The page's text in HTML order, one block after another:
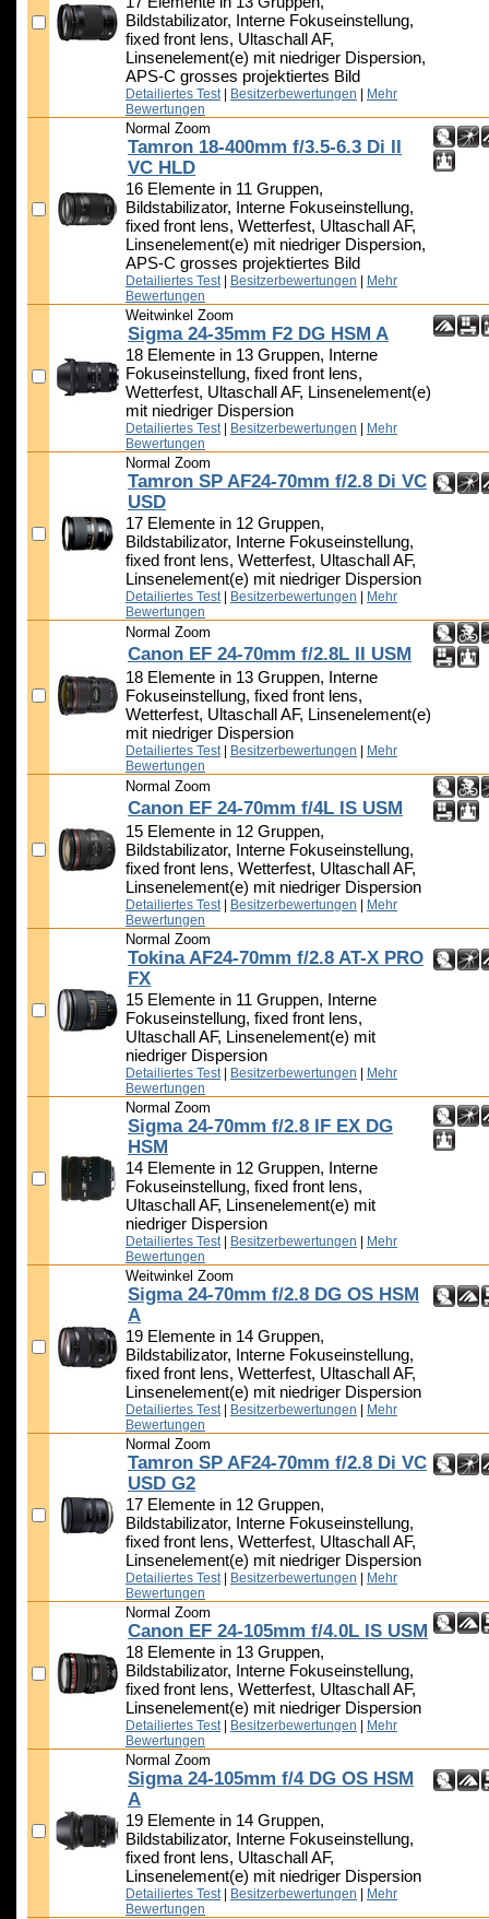
Bildstabilizator, Interne Fokuseinstellung,
fixed front lens, Ultaschall AF,
Linsenelement(e) mit niedriger Dispersion,
APS-C grosses projektiertes Bild
Detailiertes Test Besitzerbewertungen
Mehr
Bewertungen
Normal Zoom
Tamron 18-400mm f/3.5-6.3 Di II
VC HLD
16 Elemente in 11 Gruppen,
Bildstabilizator, Interne Fokuseinstellung,
fixed front lens, Wetterfest, Ultaschall AF,
Linsenelement(e) mit niedriger Dispersion,
APS-C grosses projektiertes Bild
Detailiertes Test Besitzerbewertungen
Mehr
Bewertungen
Weitwinkel Zoom
Sigma 24-35mm F2 DG HSM A
18 Elemente in 13 Gruppen, Interne
Fokuseinstellung, fixed front lens,
Wetterfest, Ultaschall AF, Linsenelement(e)
mit niedriger Dispersion
Detailiertes Test Besitzerbewertungen
Mehr
Bewertungen
Normal Zoom
Tamron SP AF24-70mm f/2.8 Di VC
USD
17 Elemente in 12 Gruppen,
Bildstabilizator, Interne Fokuseinstellung,
fixed front lens, Wetterfest, Ultaschall AF,
Linsenelement(e) mit niedriger Dispersion
Detailiertes Test Besitzerbewertungen
Mehr
Bewertungen
Normal Zoom
Canon EF 24-70mm f/2.8L II USM
18 Elemente in 13 Gruppen, Interne
Fokuseinstellung, fixed front lens,
Wetterfest, Ultaschall AF, Linsenelement(e)
mit niedriger Dispersion
Detailiertes Test Besitzerbewertungen
Mehr
Bewertungen
Normal Zoom
Canon EF 24-70mm f/4L IS USM
15 Elemente in 12 Gruppen,
Bildstabilizator, Interne Fokuseinstellung,
fixed front lens, Wetterfest, Ultaschall AF,
Linsenelement(e) mit niedriger Dispersion
Detailiertes Test Besitzerbewertungen
Mehr
Bewertungen
Normal Zoom
Tokina AF24-70mm f/2.8 AT-X PRO
FX
15 Elemente in 11 Gruppen, Interne
Fokuseinstellung, fixed front lens,
Ultaschall AF, Linsenelement(e) mit
niedriger Dispersion
Detailiertes Test Besitzerbewertungen
Mehr
Bewertungen
Normal Zoom
Sigma 24-70mm f/2.8 IF EX DG
HSM
14 Elemente in 12 Gruppen, Interne
Fokuseinstellung, fixed front lens,
Ultaschall AF, Linsenelement(e) mit
niedriger Dispersion
Detailiertes Test Besitzerbewertungen
Mehr
Bewertungen
Weitwinkel Zoom
Sigma 24-70mm f/2.8 DG OS HSM
A
19 Elemente in 14 Gruppen,
Bildstabilizator, Interne Fokuseinstellung,
fixed front lens, Wetterfest, Ultaschall AF,
Linsenelement(e) mit niedriger Dispersion
Detailiertes Test Besitzerbewertungen
Mehr
Bewertungen
Normal Zoom
Tamron SP AF24-70mm f/2.8 Di VC
USD G2
17 Elemente in 12 Gruppen,
Bildstabilizator, Interne Fokuseinstellung,
fixed front lens, Wetterfest, Ultaschall AF,
Linsenelement(e) mit niedriger Dispersion
Detailiertes Test Besitzerbewertungen
Mehr
Bewertungen
Normal Zoom
Canon EF 24-105mm f/4.0L IS USM
18 Elemente in 13 Gruppen,
Bildstabilizator, Interne Fokuseinstellung,
fixed front lens, Wetterfest, Ultaschall AF,
Linsenelement(e) mit niedriger Dispersion
Detailiertes Test Besitzerbewertungen
Mehr
Bewertungen
Normal Zoom
Sigma 24-105mm f/4 DG OS HSM
A
19 Elemente in 14 Gruppen,
Bildstabilizator, Interne Fokuseinstellung,
fixed front lens, Ultaschall AF,
Linsenelement(e) mit niedriger Dispersion
Detailiertes Test Besitzerbewertungen
Mehr
Bewertungen